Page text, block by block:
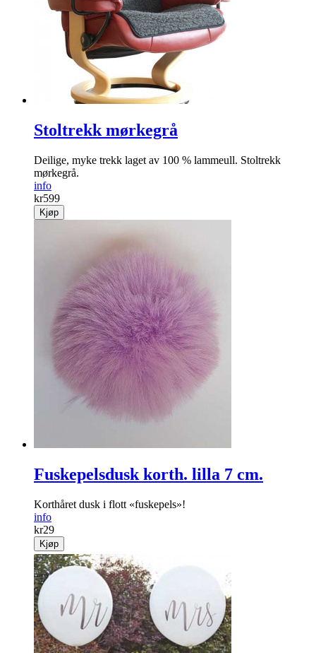
Stoltrekk mørkegrå
Deilige, myke trekk laget av 100 % lammeull. Stoltrekk
mørkegrå.
info
kr599
Kjøp
Fuskepelsdusk korth. lilla 7 cm.
Korthåret dusk i flott «fuskepels»!
info
kr29
Kjøp